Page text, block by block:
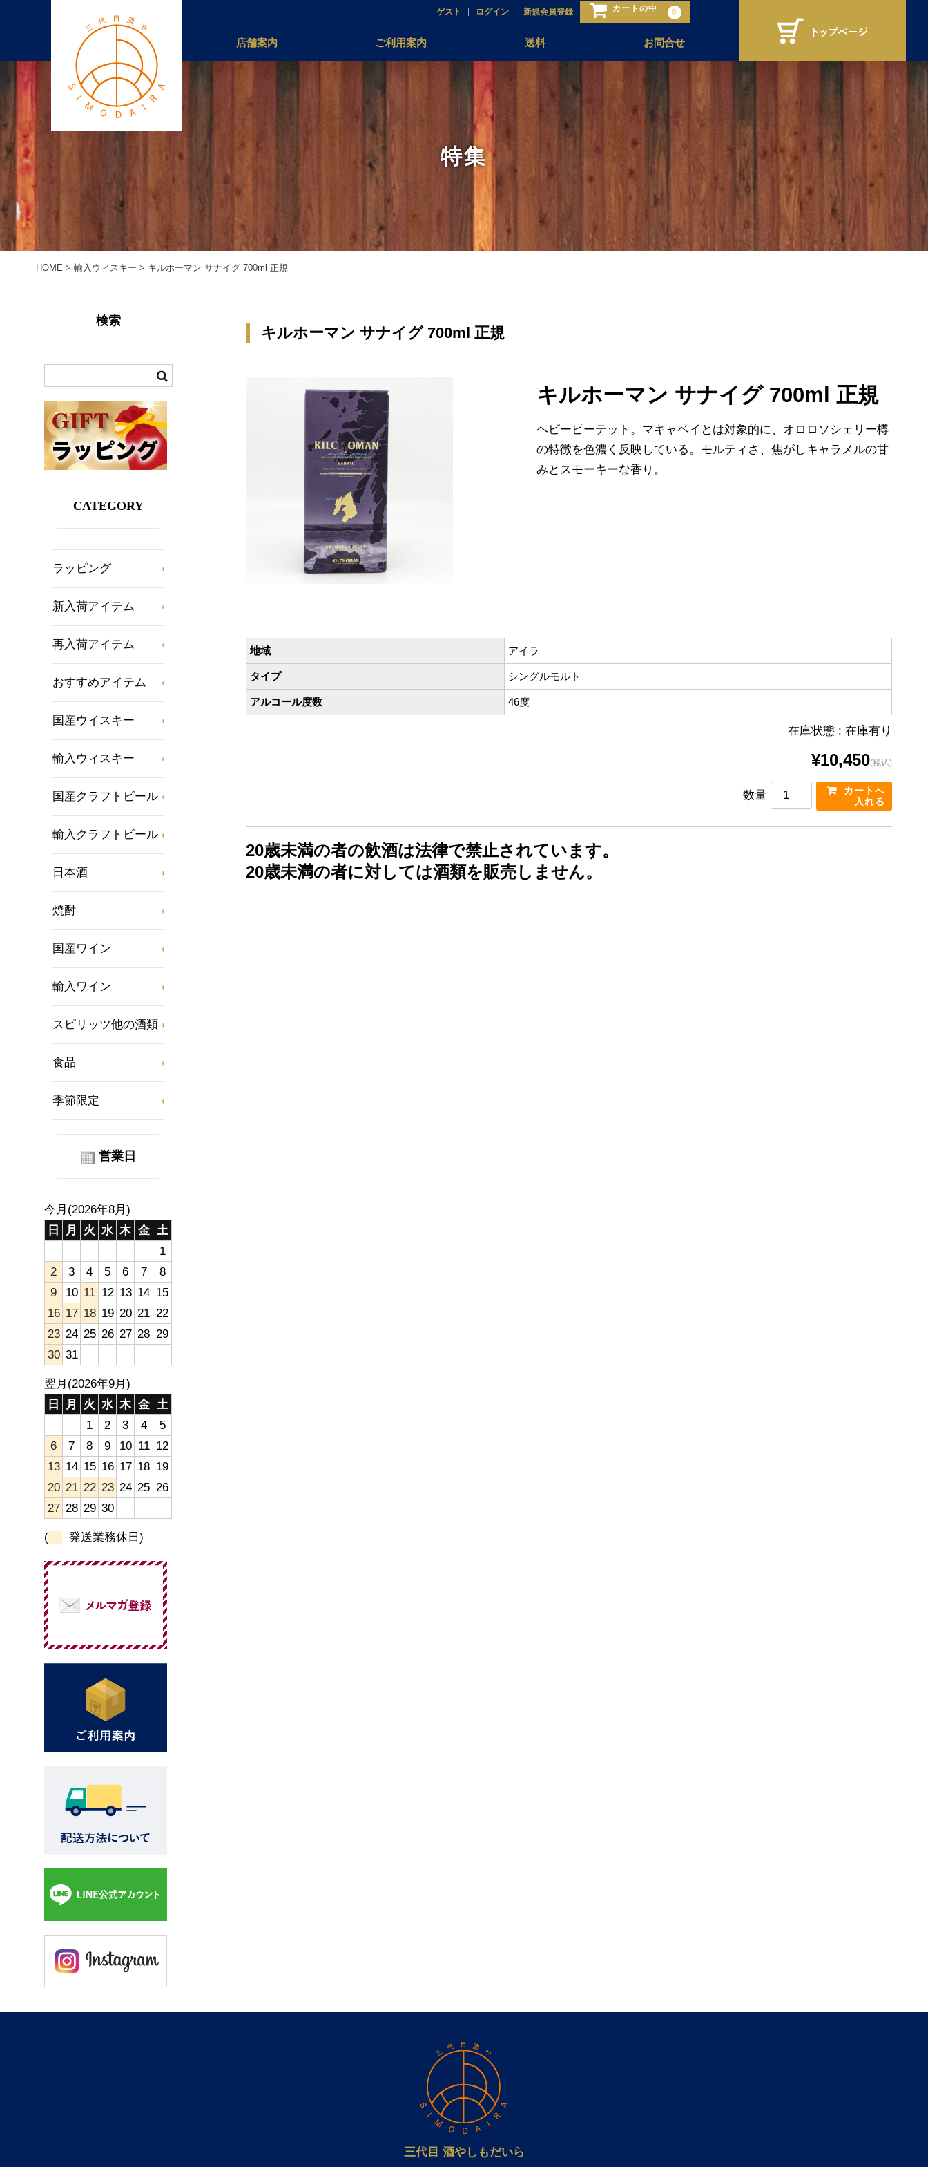
ゲスト ログイン 新規会員登録 カートの中 0
店舗案内 ご利用案内 送料 お問合せ
特集
HOME > 輸入ウィスキー > キルホーマン サナイグ 700ml 正規
キルホーマン サナイグ 700ml 正規
キルホーマン サナイグ 700ml 正規
ヘビーピーテット。マキャベイとは対象的に、オロロソシェリー樽
の特徴を色濃く反映している。モルティさ、焦がしキャラメルの甘
みとスモーキーな香り。
地域 アイラ
タイプ シングルモルト
アルコール度数 46度
在庫状態 : 在庫有り
¥10,450(税込)
数量
20歳未満の者の飲酒は法律で禁止されています。
20歳未満の者に対しては酒類を販売しません。
検索
CATEGORY
ラッピング
新入荷アイテム
再入荷アイテム
おすすめアイテム
国産ウイスキー
輸入ウィスキー
国産クラフトビール
輸入クラフトビール
日本酒
焼酎
国産ワイン
輸入ワイン
スピリッツ他の酒類
食品
季節限定
営業日
今月(2026年8月)
日
月 火 水 木 金 土
1
2
3 4 5 6 7
8
9
10 11 12 13 14 15
16 17 18 19 20 21 22
23 24 25 26 27 28 29
30 31
翌月(2026年9月)
日
月 火 水 木 金 土
1
2 3 4
5
6
7 8 9 10 11 12
13 14 15 16 17 18 19
20 21 22 23 24 25 26
27 28 29 30
( 発送業務休日)
三代目 酒やしもだいら